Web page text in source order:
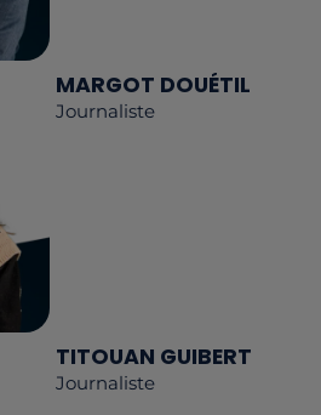
MARGOT DOUÉTIL
Journaliste
TITOUAN GUIBERT
Journaliste